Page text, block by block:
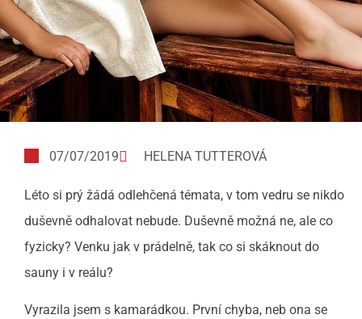
07/07/2019 HELENA TUTTEROVÁ
Léto si prý žádá odlehčená témata, v tom vedru se nikdo
duševně odhalovat nebude. Duševně možná ne, ale co
fyzicky? Venku jak v prádelně, tak co si skáknout do
sauny i v reálu?
Vyrazila jsem s kamarádkou. První chyba, neb ona se